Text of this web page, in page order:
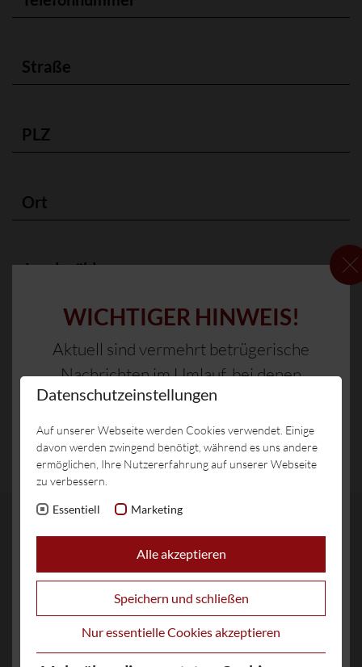
ABSENDEN
Wetter
Haus
WICHTIGER HINWEIS!
Aktuell sind vermehrt betrügerische
Nachrichten im Umlauf, bei denen
versucht wird, über WhatsApp oder
gefälschte Links an Kreditkarten- und
Zahlungsdaten zu gelangen.
Das Hotel Burgstall fordert niemals
per WhatsApp oder über nicht
offizielle Kanäle zur Eingabe von
Zahlungsdaten auf.
Zahlungen erfolgen ausschließlich
über unsere offiziellen
Buchungswege oder direkt bei uns im
Datenschutzeinstellungen
Auf unserer Webseite werden Cookies verwendet. Einige
davon werden zwingend benötigt, während es uns andere
ermöglichen, Ihre Nutzererfahrung auf unserer Webseite
zu verbessern.
Essentiell Marketing
Alle akzeptieren
Speichern und schließen
Nur essentielle Cookies akzeptieren